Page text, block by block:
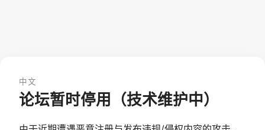
中文
论坛暂时停用（技术维护中）